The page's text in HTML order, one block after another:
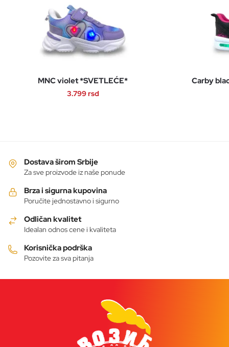
MNC violet *SVETLEĆE*
3.799rsd
varijanti.
Opcije
biti
stranici
proizvoda.
Carby
Dostava širom Srbije
Za sve proizvode iz naše ponude
Brza i sigurna kupovina
Poručite jednostavno i sigurno
Odličan kvalitet
Idealan odnos cene i kvaliteta
Korisnička podrška
Pozovite za sva pitanja